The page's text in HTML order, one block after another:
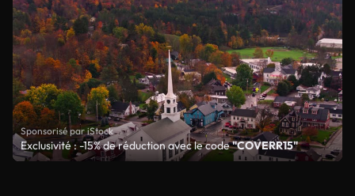
Sponsorisé par iStock
Exclusivité : -15% de réduction avec le code"COVERR15"